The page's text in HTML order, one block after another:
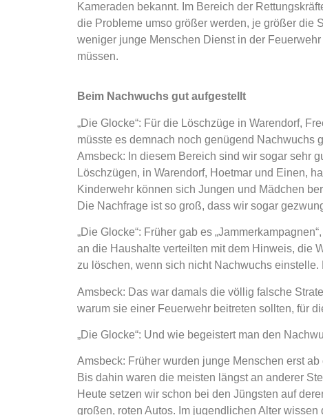
Kameraden bekannt. Im Bereich der
die Probleme umso größer werden, je größer die
weniger junge Menschen Dienst in der
müssen.
Beim Nachwuchs gut aufgestellt
„Die Glocke“: Für die Löschzüge in Warendorf,
müsste es demnach noch genügend Nachwuchs
Amsbeck: In diesem Bereich sind wir sogar sehr
Löschzügen, in Warendorf, Hoetmar und Einen,
Kinderwehr können sich Jungen und Mädchen
Die Nachfrage ist so groß, dass wir sogar
„Die Glocke“: Früher gab es
an die Haushalte verteilten mit dem Hinweis, die
zu löschen, wenn sich nicht Nachwuchs
Amsbeck: Das war damals die völlig falsche
warum sie einer Feuerwehr beitreten sollten, für
„Die Glocke“: Und wie begeistert man den
Amsbeck: Früher wurden junge Menschen erst
Bis dahin waren die meisten längst an anderer
Heute setzen wir schon bei den Jüngsten auf
großen, roten Autos. Im jugendlichen Alter